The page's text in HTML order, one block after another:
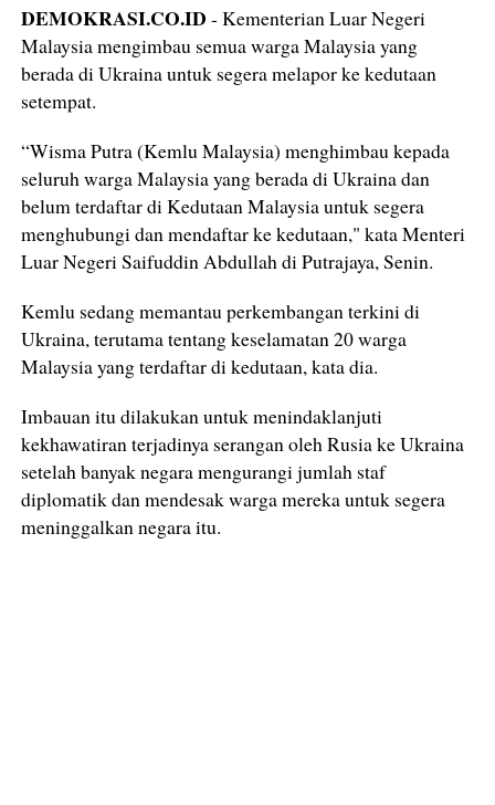
DEMOKRASI.CO.ID - Kementerian Luar Negeri
Malaysia mengimbau semua warga Malaysia yang
berada di Ukraina untuk segera melapor ke kedutaan
setempat.
“Wisma Putra (Kemlu Malaysia) menghimbau kepada
seluruh warga Malaysia yang berada di Ukraina dan
belum terdaftar di Kedutaan Malaysia untuk segera
menghubungi dan mendaftar ke kedutaan," kata Menteri
Luar Negeri Saifuddin Abdullah di Putrajaya, Senin.
Kemlu sedang memantau perkembangan terkini di
Ukraina, terutama tentang keselamatan 20 warga
Malaysia yang terdaftar di kedutaan, kata dia.
Imbauan itu dilakukan untuk menindaklanjuti
kekhawatiran terjadinya serangan oleh Rusia ke Ukraina
setelah banyak negara mengurangi jumlah staf
diplomatik dan mendesak warga mereka untuk segera
meninggalkan negara itu.